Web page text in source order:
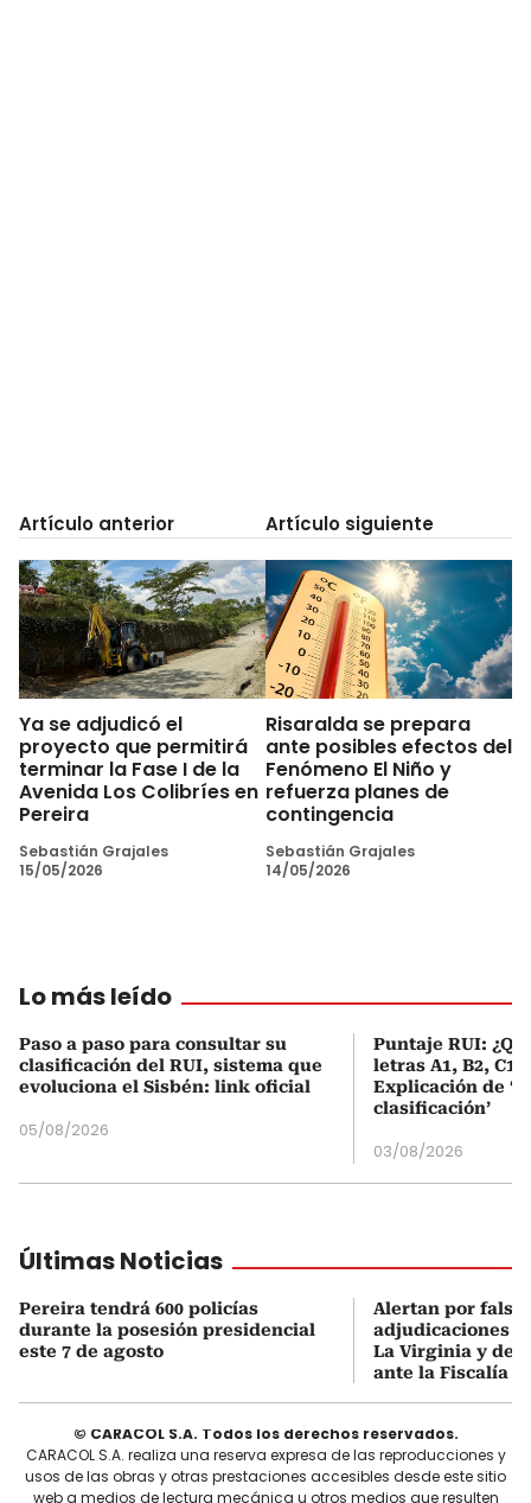
Artículo anterior
Ya se adjudicó el
proyecto que permitirá
terminar la Fase I de la
Avenida Los Colibríes en
Pereira
Sebastián Grajales
15/05/2026
Artículo siguiente
Risaralda se prepara
ante posibles efectos del
Fenómeno El Niño y
refuerza planes de
contingencia
Sebastián Grajales
14/05/2026
Lo más leído
Paso a paso para consultar su
clasificación del RUI, sistema que
evoluciona el Sisbén: link oficial
05/08/2026
Puntaje RUI:
letras A1, B2, C1
Explicación de
clasificación’
03/08/2026
Últimas Noticias
Pereira tendrá 600 policías
durante la posesión presidencial
este 7 de agosto
Alertan por
adjudicaciones
La Virginia y
ante la Fiscalía
© CARACOL S.A. Todos los derechos reservados.
CARACOL S.A. realiza una reserva expresa de las reproducciones y
usos de las obras y otras prestaciones accesibles desde este sitio
web a medios de lectura mecánica u otros medios que resulten